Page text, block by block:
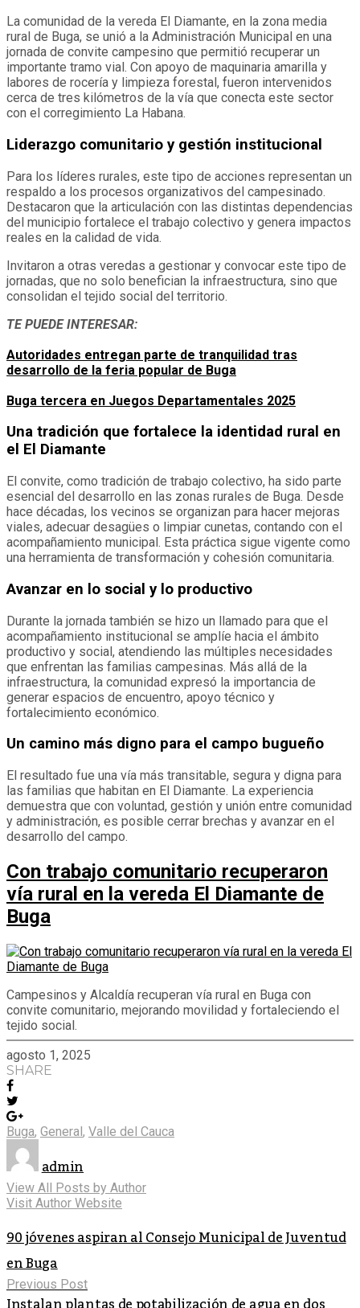
La comunidad de la vereda El Diamante, en la zona media
rural de Buga, se unió a la Administración Municipal en una
jornada de convite campesino que permitió recuperar un
importante tramo vial. Con apoyo de maquinaria amarilla y
labores de rocería y limpieza forestal, fueron intervenidos
cerca de tres kilómetros de la vía que conecta este sector
con el corregimiento La Habana.
Liderazgo comunitario y gestión institucional
Para los líderes rurales, este tipo de acciones representan un
respaldo a los procesos organizativos del campesinado.
Destacaron que la articulación con las distintas dependencias
del municipio fortalece el trabajo colectivo y genera impactos
reales en la calidad de vida.
Invitaron a otras veredas a gestionar y convocar este tipo de
jornadas, que no solo benefician la infraestructura, sino que
consolidan el tejido social del territorio.
TE PUEDE INTERESAR:
Autoridades entregan parte de tranquilidad tras
desarrollo de la feria popular de Buga
Buga tercera en Juegos Departamentales 2025
Una tradición que fortalece la identidad rural en
el El Diamante
El convite, como tradición de trabajo colectivo, ha sido parte
esencial del desarrollo en las zonas rurales de Buga. Desde
hace décadas, los vecinos se organizan para hacer mejoras
viales, adecuar desagües o limpiar cunetas, contando con el
acompañamiento municipal. Esta práctica sigue vigente como
una herramienta de transformación y cohesión comunitaria.
Avanzar en lo social y lo productivo
Durante la jornada también se hizo un llamado para que el
acompañamiento institucional se amplíe hacia el ámbito
productivo y social, atendiendo las múltiples necesidades
que enfrentan las familias campesinas. Más allá de la
infraestructura, la comunidad expresó la importancia de
generar espacios de encuentro, apoyo técnico y
fortalecimiento económico.
Un camino más digno para el campo bugueño
El resultado fue una vía más transitable, segura y digna para
las familias que habitan en El Diamante. La experiencia
demuestra que con voluntad, gestión y unión entre comunidad
y administración, es posible cerrar brechas y avanzar en el
desarrollo del campo.
Con trabajo comunitario recuperaron
vía rural en la vereda El Diamante de
Buga
Campesinos y Alcaldía recuperan vía rural en Buga con
convite comunitario, mejorando movilidad y fortaleciendo el
tejido social.
agosto 1, 2025
SHARE
Buga, General, Valle del Cauca
admin
View All Posts by Author
Visit Author Website
90 jóvenes aspiran al Consejo Municipal de Juventud
en Buga
Previous Post